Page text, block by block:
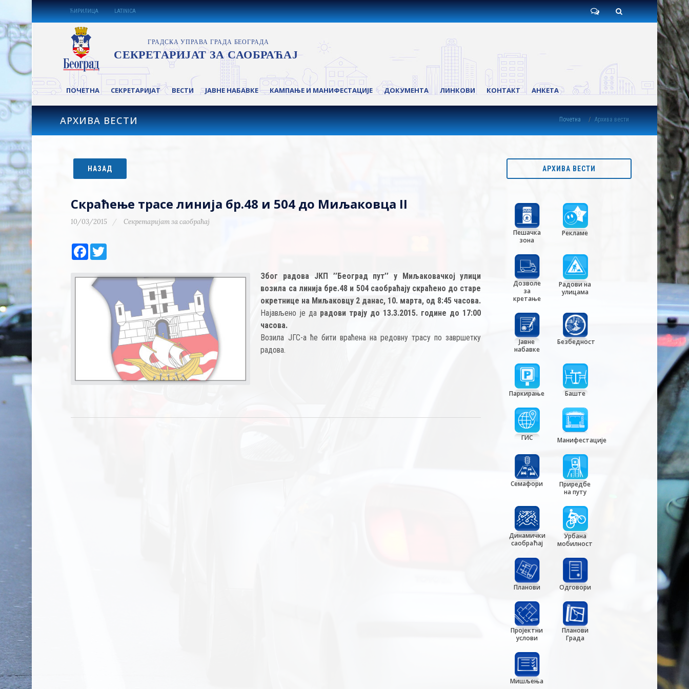
ЋИРИЛИЦА LATINICA
ПОЧЕТНА СЕКРЕТАРИЈАТ ВЕСТИ ЈАВНЕ НАБАВКЕ КАМПАЊЕ И МАНИФЕСТАЦИЈЕ ДОКУМЕНТА ЛИНКОВИ КОНТАКТ АНКЕТА
АРХИВА ВЕСТИ Почетна Архива вести
НАЗАД
Скраћење трасе линија бр.48 и 504 до Миљаковца II
10/03/2015 Секретаријат за саобраћај
Facebook
Због радова ЈКП ’’Београд пут’’ у Миљаковачкој улици
возила са линија бре.48 и 504 саобраћају скраћено до старе
окретнице на Миљаковцу 2 данас, 10. марта, од 8:45 часова.
Најављено је да радови трају до 13.3.2015. године до 17:00
часова.
Возила ЈГС-а ће бити враћена на редовну трасу по завршетку
радова.
АРХИВА ВЕСТИ
Пешачка
зона
Рекламе
Дозволе
за
кретање
Радови на
улицама
Јавне
набавке
Безбедност
Паркирање Баште
ГИС Манифестације
Семафори
Приредбе
на путу
Динамички
саобраћај
Урбана
мобилност
Планови Одговори
Пројектни
услови
Планови
Града
Мишљења